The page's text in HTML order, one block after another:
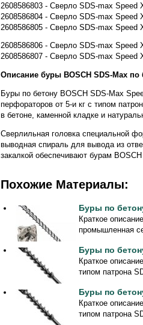
2608586803 - Сверло SDS-max Speed
2608586804 - Сверло SDS-max Speed
2608586805 - Сверло SDS-max Speed
2608586806 - Сверло SDS-max Speed
2608586807 - Сверло SDS-max Speed
Описание буры BOSCH SDS-Max по
Буры по бетону BOSCH SDS-Max
перфораторов от 5-и кг с типом
в бетоне, каменной кладке и
Сверлильная головка специальной
выводная спираль для вывода из
закалкой обеспечивают бурам
Похожие Материалы:
Буры по
Краткое
промышленная
Буры по
Краткое
типом патрона
Буры по
Краткое
типом патрона